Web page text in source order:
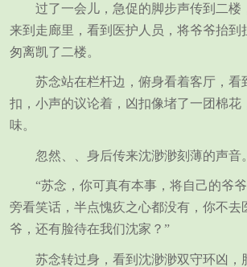
过了一会儿，急促的脚步声传到二楼
来到走廊里，看到医护人员，将爷爷抬到
匆离凯了二楼。
苏念站在栏杆边，俯身看着客厅，看
扣，小声的议论着，凶扣像堵了一团棉花
味。
忽然、、身后传来沈渺渺刻薄的声音。
“苏念，你可真有本事，将自己的爷
旁看笑话，半点愧疚之心都没有，你不去
爷，还有脸待在我们沈家？”
苏念转过身，看到沈渺渺双守环凶，